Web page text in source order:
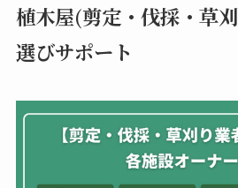
植木屋(剪定・伐採・草
選びサポート